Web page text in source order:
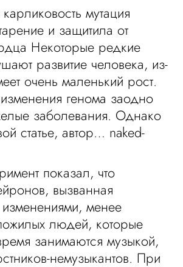
мутация
и защитила от
Некоторые редкие
развитие человека, из-
очень маленький рост.
генома заодно
заболевания. Однако
статье, автор… naked-
показал, что
вызванная
менее
людей, которые
занимаются музыкой,
немузыкантов. При